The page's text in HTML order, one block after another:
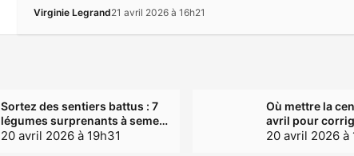
Virginie Legrand21 avril 2026 à 16h21
Sortez des sentiers battus : 7
légumes surprenants à semer
avant mai au potager
20 avril 2026 à 19h31
Où mettre la
avril pour
sans
20 avril 2026 à